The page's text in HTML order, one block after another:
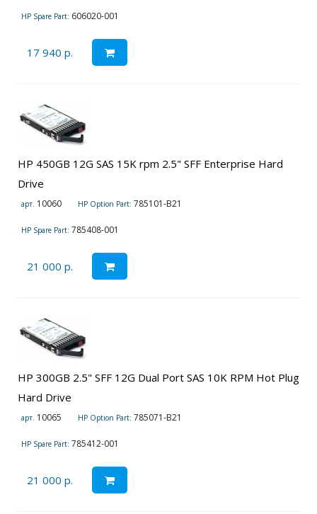
HP Spare Part: 606020-001
17 940 р.
HP 450GB 12G SAS 15K rpm 2.5" SFF Enterprise Hard
Drive
арт. 10060 HP Option Part: 785101-B21
HP Spare Part: 785408-001
21 000 р.
HP 300GB 2.5" SFF 12G Dual Port SAS 10K RPM Hot Plug
Hard Drive
арт. 10065 HP Option Part: 785071-B21
HP Spare Part: 785412-001
21 000 р.